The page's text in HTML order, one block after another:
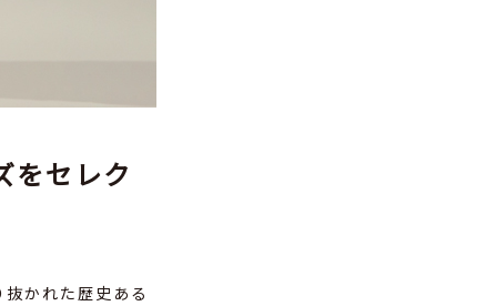
をセレク
かれた歴史ある